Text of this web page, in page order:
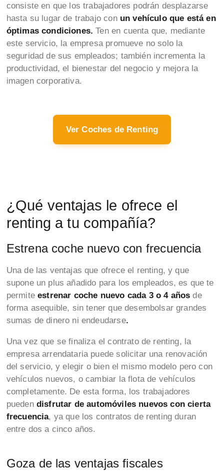
consiste en que los trabajadores podrán desplazarse
hasta su lugar de trabajo con un vehículo que está en
óptimas condiciones.Ten en cuenta que, mediante
este servicio, la empresa promueve no solo la
seguridad de sus empleados; también incrementa la
productividad, el bienestar del negocio y mejora la
imagen corporativa.
Ver Coches de Renting
¿Qué ventajas le ofrece el
renting a tu compañía?
Estrena coche nuevo con frecuencia
Una de las ventajas que ofrece el renting, y que
supone un plus añadido para los empleados, es que te
permiteestrenar coche nuevo cada 3 o 4 años de
forma asequible, sin tener que desembolsar grandes
sumas de dinero ni endeudarse.
Una vez que se finaliza el contrato de renting, la
empresa arrendataria puede solicitar una renovación
del servicio, y elegir o bien el mismo modelo pero con
vehículos nuevos, o cambiar la flota de vehículos
completamente. De esta forma, los trabajadores
pueden disfrutar de automóviles nuevos con cierta
frecuencia, ya que los contratos de renting duran
entre dos a cinco años.
Goza de las ventajas fiscales